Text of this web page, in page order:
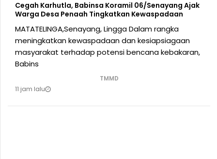
Cegah Karhutla, Babinsa Koramil 06/Senayang Ajak
Warga Desa Penaah Tingkatkan Kewaspadaan
MATATELINGA,Senayang, Lingga Dalam rangka
meningkatkan kewaspadaan dan kesiapsiagaan
masyarakat terhadap potensi bencana kebakaran,
Babins
TMMD
11 jam lalu